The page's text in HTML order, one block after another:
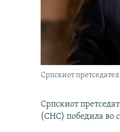
Српскиот
Српскиот
(СНС) победила во